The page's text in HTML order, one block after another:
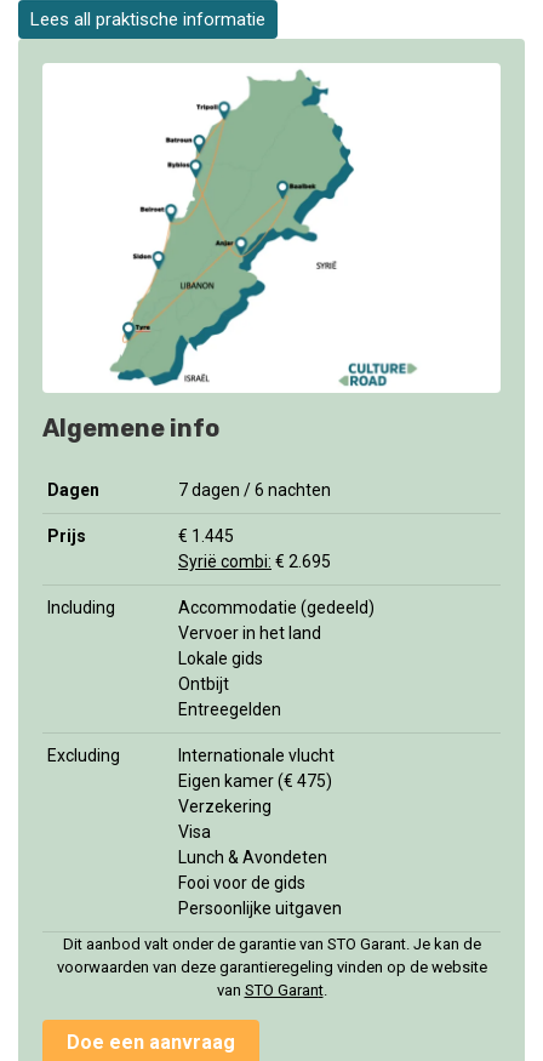
Lees all praktische informatie
Algemene info
Dagen 7 dagen / 6 nachten
Prijs
€ 1.445
Syrië combi: € 2.695
Including
Accommodatie (gedeeld)
Vervoer in het land
Lokale gids
Ontbijt
Entreegelden
Excluding
Internationale vlucht
Eigen kamer (€ 475)
Verzekering
Visa
Lunch & Avondeten
Fooi voor de gids
Persoonlijke uitgaven
Dit aanbod valt onder de garantie van STO Garant. Je kan de
voorwaarden van deze garantieregeling vinden op de website
van STO Garant.
Doe een aanvraag